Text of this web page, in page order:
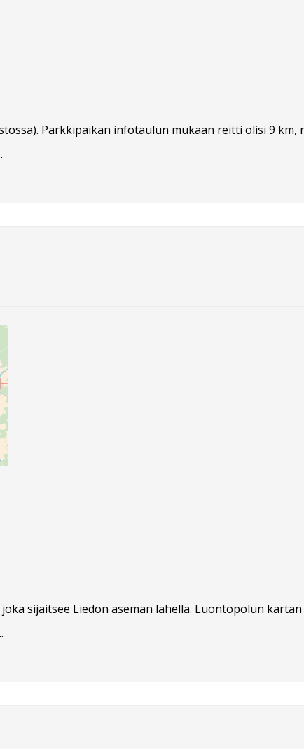
Parkkipaikan infotaulun mukaan reitti olisi 9 km,
sijaitsee Liedon aseman lähellä. Luontopolun